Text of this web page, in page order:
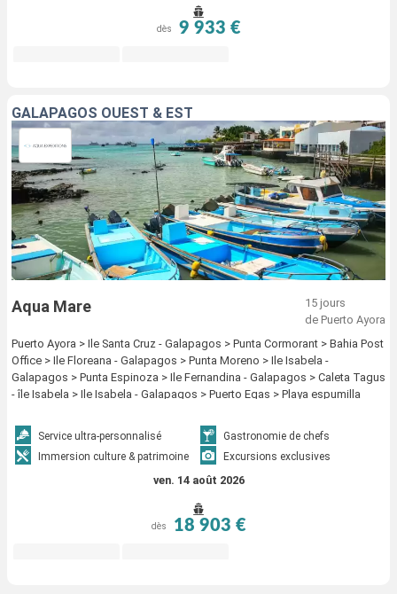
dès 9 933 €
GALAPAGOS OUEST & EST
Aqua Mare
15 jours
de Puerto Ayora
Puerto Ayora > Ile Santa Cruz - Galapagos > Punta Cormorant > Bahia Post
Office > Ile Floreana - Galapagos > Punta Moreno > Ile Isabela -
Galapagos > Punta Espinoza > Ile Fernandina - Galapagos > Caleta Tagus
- île Isabela > Ile Isabela - Galapagos > Puerto Egas > Playa espumilla
Galapagos > North Seymour > islote mosquera > Baltra > Bahía Borrero >
Ile Santa Cruz - Galapagos > El Barranco > Bahia Darwin > Ile Genovesa -
Galapagos > Ile Santiago - Galapagos > Sombrero chino > Ile Bartolome -
Galapagos > Cerro dragon > Ile Santa Cruz - Galapagos > Fausto Llerena
Bay > Ile Espagnola - Galapagos > Santa Fé Island > Los gemelos - santa
cruz > Ile Santa Cruz - Galapagos
Service ultra-personnalisé
Gastronomie de chefs
Immersion culture & patrimoine
Excursions exclusives
ven. 14 août 2026
dès 18 903 €